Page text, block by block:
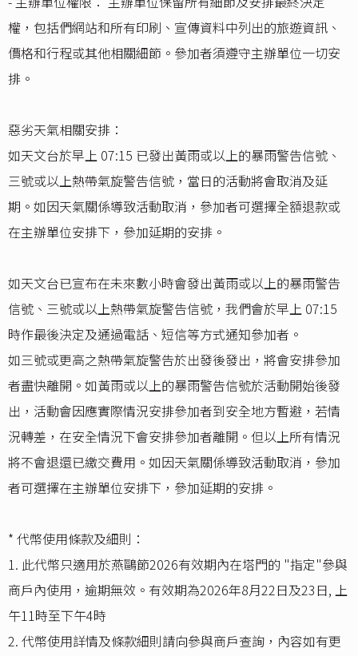
權，包括們網站和所有印刷、宣傳資料中列出的旅遊資訊、
價格和行程或其他相關細節。參加者須遵守主辦單位一切安
排。
惡劣天氣相關安排：
如天文台於早上 07:15 已發出黃雨或以上的暴雨警告信號、
三號或以上熱帶氣旋警告信號，當日的活動將會取消及延
期。如因天氣關係導致活動取消，參加者可選擇全額退款或
在主辦單位安排下，參加延期的安排。
如天文台已宣布在未來數小時會發出黃雨或以上的暴雨警告
信號、三號或以上熱帶氣旋警告信號，我們會於早上 07:15
時作最後決定及通過電話、短信等方式通知參加者。
如三號或更高之熱帶氣旋警告於出發後發出，將會安排參加
者盡快離開。如黃雨或以上的暴雨警告信號於活動開始後發
出，活動會因應實際情況安排參加者到安全地方暫避，若情
況轉差，在安全情況下會安排參加者離開。但以上所有情況
將不會退還已繳交費用。如因天氣關係導致活動取消，參加
者可選擇在主辦單位安排下，參加延期的安排。
* 代幣使用條款及細則：
1. 此代幣只適用於燕鷗節2026有效期內在塔門的 "指定"參與
商戶內使用，逾期無效。有效期為2026年8月22日及23日, 上
午11時至下午4時
2. 代幣使用詳情及條款細則請向參與商戶查詢，內容如有更